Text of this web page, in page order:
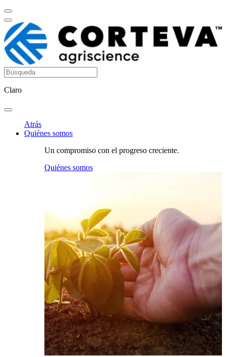
Claro
Atrás
Quiénes somos
Un compromiso con el progreso creciente.
Quiénes somos